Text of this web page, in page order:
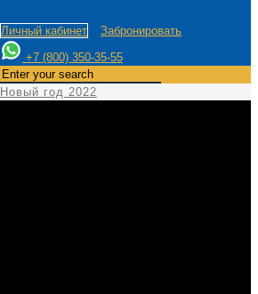
Личный кабинет
Забронировать
+7 (800) 350-35-55
Новый год 2022